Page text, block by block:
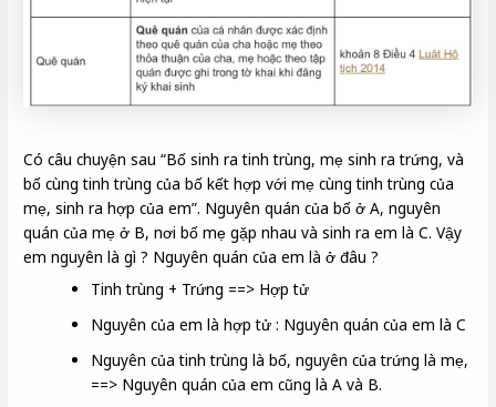
Có câu chuyện sau “Bố sinh ra tinh trùng, mẹ sinh ra trứng, và
bố cùng tinh trùng của bố kết hợp với mẹ cùng tinh trùng của
mẹ, sinh ra hợp của em”. Nguyên quán của bố ở A, nguyên
quán của mẹ ở B, nơi bố mẹ gặp nhau và sinh ra em là C. Vậy
em nguyên là gì ? Nguyên quán của em là ở đâu ?
Tinh trùng + Trứng ==> Hợp tử
Nguyên của em là hợp tử : Nguyên quán của em là C
Nguyên của tinh trùng là bố, nguyên của trứng là mẹ,
==> Nguyên quán của em cũng là A và B.